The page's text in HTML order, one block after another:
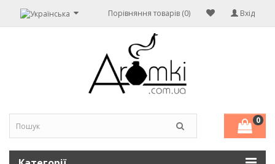
Вхід
Порівняння товарів (0)
0